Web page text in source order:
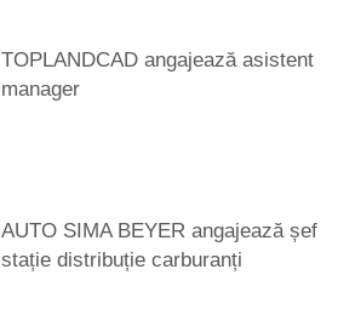
TOPLANDCAD angajează asistent
manager
AUTO SIMA BEYER angajează șef
stație distribuție carburanți